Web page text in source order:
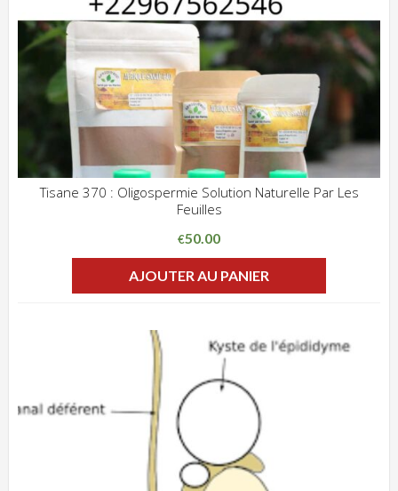
Tisane 370 : Oligospermie Solution Naturelle Par Les
Feuilles
€50.00
AJOUTER AU PANIER